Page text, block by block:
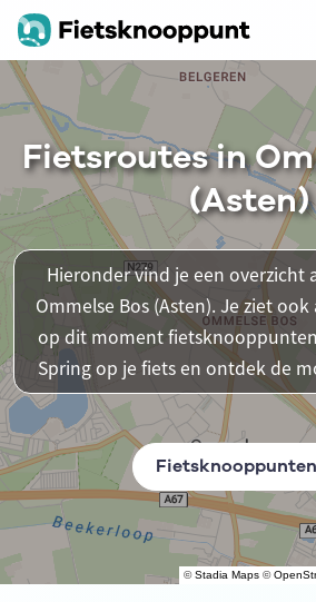
©Stadia Maps ©
Fietsroutes in
(Asten)
Hieronder vind je een overzicht
Ommelse Bos (Asten). Je ziet
op dit moment
Spring op je fiets en ontdek de
Fietsknooppunten